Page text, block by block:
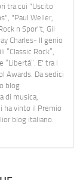
tra cui "Uscito
"Paul Weller,
n Spor"t, Gil
Charles- Il genio
Rock”,
“Libertà”. E' tra i
Awards. Da sedici
blog
di musica,
ha vinto il Premio
blog italiano.